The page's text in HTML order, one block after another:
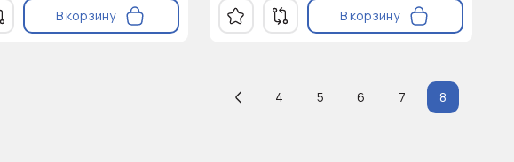
В корзину В корзину
4 5 6 7 8